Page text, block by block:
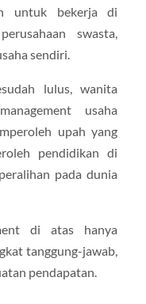
untuk bekerja di
swasta,
sendiri.
lulus, wanita
usaha
upah yang
pendidikan di
pada dunia
di atas hanya
tanggung-jawab,
pendapatan.